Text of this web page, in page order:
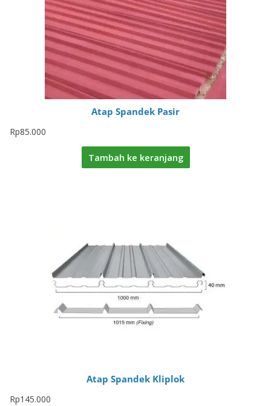
Atap Spandek Pasir
Rp85.000
Tambah ke keranjang
Atap Spandek Kliplok
Rp145.000